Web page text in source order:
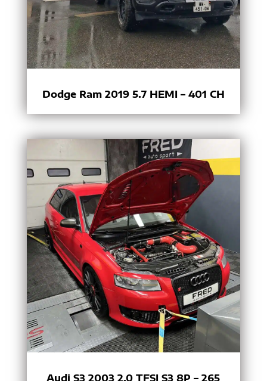
Dodge Ram 2019 5.7 HEMI – 401 CH
Audi S3 2003 2.0 TFSI S3 8P – 265